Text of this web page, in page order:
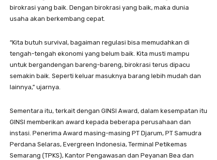
birokrasi yang baik. Dengan birokrasi yang baik, maka dunia
usaha akan berkembang cepat.
“Kita butuh survival, bagaiman regulasi bisa memudahkan di
tengah-tengah ekonomi yang belum baik. Kita musti mampu
untuk bergandengan bareng-bareng, birokrasi terus dipacu
semakin baik. Seperti keluar masuknya barang lebih mudah dan
lainnya,” ujarnya.
Sementara itu, terkait dengan GINSI Award, dalam kesempatan itu
GINSI memberikan award kepada beberapa perusahaan dan
instasi. Penerima Award masing-masing PT Djarum, PT Samudra
Perdana Selaras, Evergreen Indonesia, Terminal Petikemas
Semarang (TPKS), Kantor Pengawasan dan Peyanan Bea dan